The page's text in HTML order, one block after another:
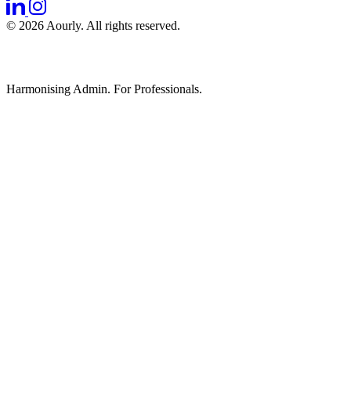
© 2026 Aourly. All rights reserved.
Harmonising Admin. For Professionals.